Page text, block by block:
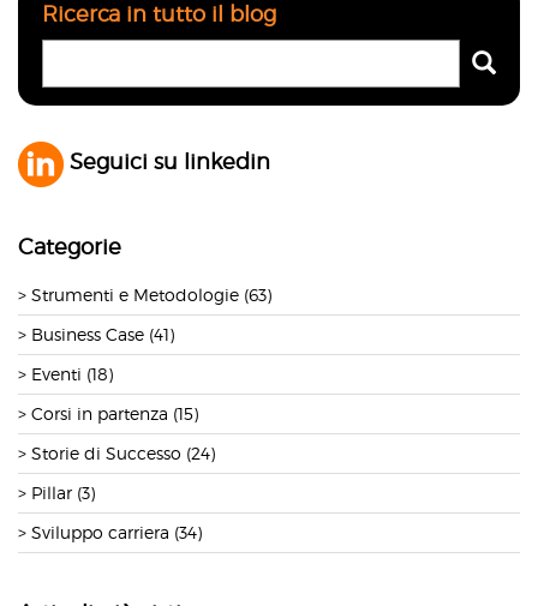
Ricerca in tutto il blog
Seguici su linkedin
Categorie
Strumenti e Metodologie (63)
Business Case (41)
Eventi (18)
Corsi in partenza (15)
Storie di Successo (24)
Pillar (3)
Sviluppo carriera (34)